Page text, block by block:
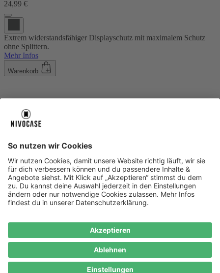
24,99 €
Extrem widerstandsfähiger Displayschutz mit maximalem Schutz
ohne Splittern.
Mehr Infos
Warenkorb
About NIVOCASE
Geschäftskunden
Zahlungsarten Versandinfos Alle Hilfe-Themen
Zufriedenheitsgarantie
Service
Service
AGB VERTRAG WIDERRUFEN Datenschutz
Ombudsmann
Barrierefreiheit Lieferantenkodex Bestell-Prozess
Samsung Handyhüllen
Handyhüllen Handyketten
Cookie Consent
* Preisangaben inkl. Mwst. und zzgl.Versandkosten